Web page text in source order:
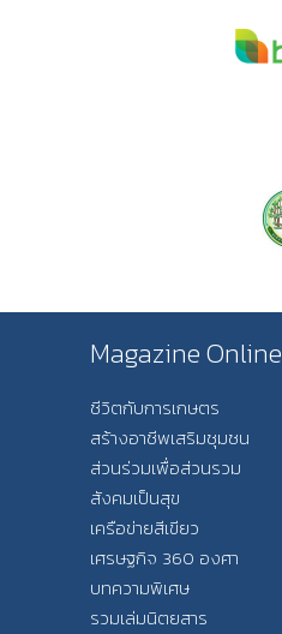
Magazine Online
ชีวิตกับการเกษตร
สร้างอาชีพเสริมชุมชน
ส่วนร่วมเพื่อส่วนรวม
สังคมเป็นสุข
เครือข่ายสีเขียว
เศรษฐกิจ 360 องศา
บทความพิเศษ
รวมเล่มนิตยสาร